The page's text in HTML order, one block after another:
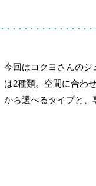
今回はコクヨさんの
は2種類。空間に合わ
から選べるタイプと、